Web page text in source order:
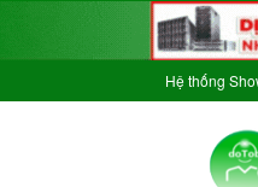
Hệ thống